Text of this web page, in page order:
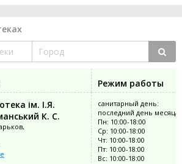
Режим работы
ім. І.Я.
К. С.
санитарный день:
последний день месяца
Пн: 10:00-18:00
Ср: 10:00-18:00
Чт: 10:00-18:00
Пт: 10:00-18:00
Вс: 10:00-18:00